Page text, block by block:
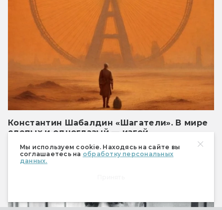
Мы используем cookie. Находясь на сайте вы
соглашаетесь на обработку персональных
данных.
Константин Шабалдин «Шагатели». В мире
слепых и одноглазый — изгой…
Антиутопия с сатирой, но без юмора
Книги